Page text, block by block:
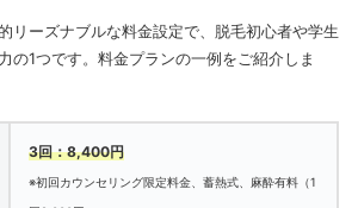
リーズナブルな料金設定で、脱毛初心者や学生
の1つです。料金プランの一例をご紹介しま
3回：8,400円
※初回カウンセリング限定料金、蓄熱式、麻酔有料（1